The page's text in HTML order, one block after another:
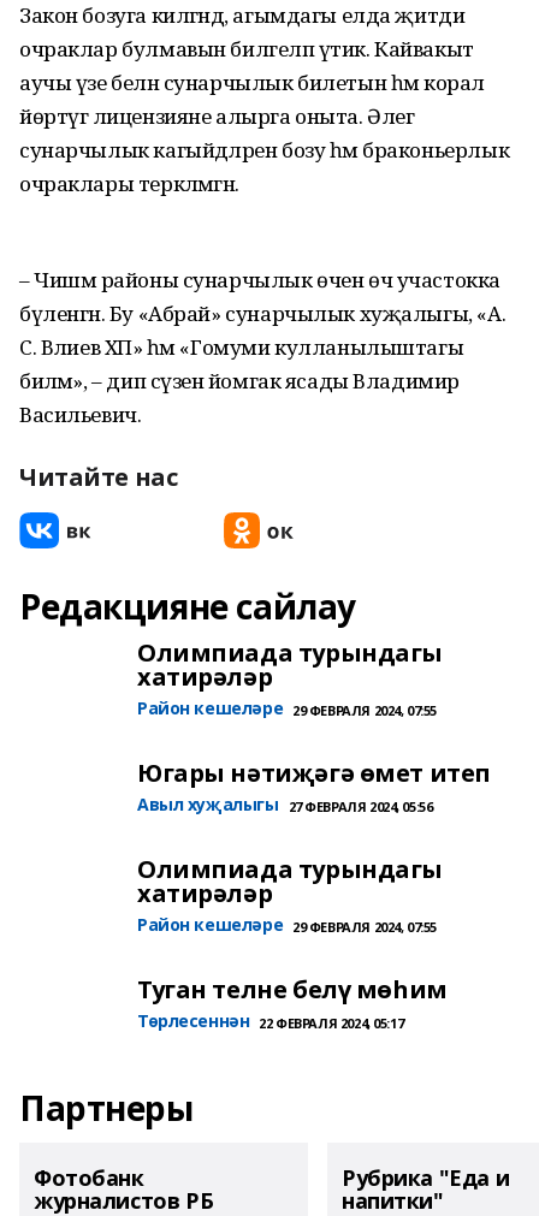
Закон бозуга килгәндә, агымдагы елда җитди
очраклар булмавын билгеләп үтик. Кайвакыт
аучы үзе белән сунарчылык билетын һәм корал
йөртүгә лицензияне алырга оныта. Әлегә
сунарчылык кагыйдәләрен бозу һәм браконьерлык
очраклары теркәлмәгән.
– Чишмә районы сунарчылык өчен өч участокка
бүленгән. Бу «Абрай» сунарчылык хуҗалыгы, «А.
С. Вәлиев ХП» һәм «Гомуми кулланылыштагы
биләмә», – дип сүзенә йомгак ясады Владимир
Васильевич.
Читайте нас
Редакцияне сайлау
Олимпиада турындагы
хатирәләр
Район кешеләре 29 ФЕВРАЛЯ 2024, 07:55
Югары нәтиҗәгә өмет итеп
Авыл хуҗалыгы 27 ФЕВРАЛЯ 2024, 05:56
Олимпиада турындагы
хатирәләр
Район кешеләре 29 ФЕВРАЛЯ 2024, 07:55
Туган телне белү мөһим
Төрлесеннән 22 ФЕВРАЛЯ 2024, 05:17
Партнеры
Фотобанк
журналистов РБ
Рубрика "Еда и
напитки"